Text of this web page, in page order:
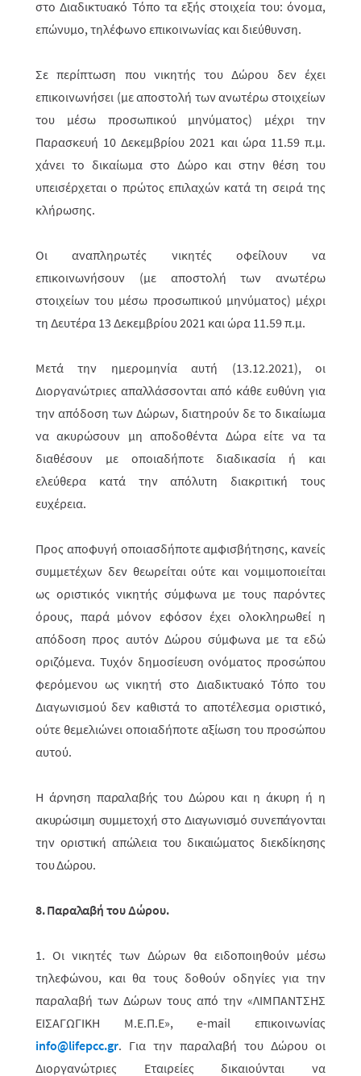
στο Διαδικτυακό Τόπο τα εξής στοιχεία του: όνομα,
επώνυμο, τηλέ­φωνο επικοινωνίας και διεύθυνση.
Σε περίπτωση που νικητής του Δώρου δεν έχει
επικοινωνήσει (με αποστολή των ανωτέρω στοιχείων
του μέσω προσωπικού μηνύματος) μέχρι την
Παρασκευή 10 Δεκεμβρίου 2021 και ώρα 11.59 π.μ.
χάνει το δικαίωμα στο Δώρο και στην θέση του
υπεισέρχεται ο πρώτος επιλαχών κατά τη σειρά της
κλήρωσης.
Οι αναπληρωτές νικητές οφείλουν να
επικοινωνήσουν (με αποστολή των ανωτέρω
στοιχείων του μέσω προσωπικού μηνύματος) μέχρι
τη Δευτέρα 13 Δεκεμβρίου 2021 και ώρα 11.59 π.μ.
Μετά την ημερομηνία αυτή (13.12.2021), οι
Διοργανώτριες απαλλάσσονται από κάθε ευθύνη για
την απόδοση των Δώρων, διατηρούν δε το δικαίωμα
να ακυ­ρώ­­σουν μη αποδοθέντα Δώρα είτε να τα
διαθέσουν με οποια­δήποτε διαδικα­σία ή και
ελεύθερα κατά την απόλυτη διακριτική τους
ευχέρεια.
Προς αποφυγή οποιασδήποτε αμφισβήτησης, κανείς
συμμετέχων δεν θεω­ρεί­ται ούτε και νομιμοποιείται
ως οριστικός νικητής σύμφωνα με τους παρόντες
όρους, παρά μόνον εφόσον έχει ολοκληρωθεί η
απόδοση προς αυτόν Δώρου σύμ­φωνα με τα εδώ
οριζόμενα. Τυχόν δημοσίευση ονόματος προσώπου
φερό­με­νου ως νικητή στο Διαδικτυακό Τόπο του
Διαγωνισμού δεν καθιστά το απο­τέ­λεσμα οριστικό,
ούτε θεμελιώνει οποιαδήποτε αξίωση του προσώπου
αυτού.
Η άρνηση παραλαβής του Δώρου και η άκυρη ή η
ακυρώσιμη συμμετοχή στο Διαγωνισμό συνεπάγονται
την οριστική απώλεια του δικαιώματος διεκδίκησης
του Δώρου.
8. Παραλαβή του Δώρου.
1. Οι νικητές των Δώρων θα ειδοποιηθούν μέσω
τηλεφώνου, και θα τους δοθούν οδηγίες για την
παραλαβή των Δώρων τους από την «ΛΙΜΠΑΝΤΣΗΣ
ΕΙΣΑΓΩΓΙΚΗ Μ.Ε.Π.Ε», e-mail επικοινωνίας
info@lifepcc.gr. Για την παραλαβή του Δώρου οι
Διοργανώτριες Εταιρείες δικαιούνται να